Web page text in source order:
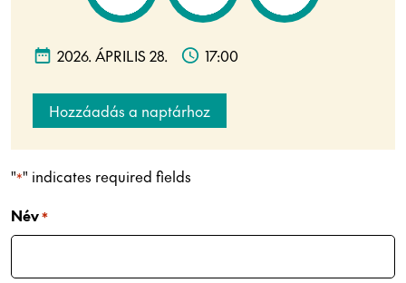
2026. ÁPRILIS 28. 17:00
Hozzáadás a naptárhoz
"*" indicates required fields
Név*